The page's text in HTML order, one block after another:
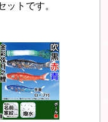
ットです。